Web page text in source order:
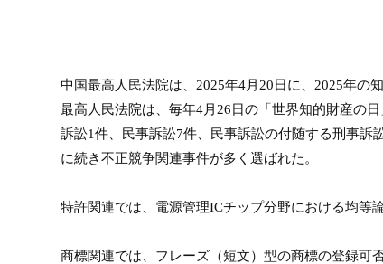
中国最高人民法院は、 2025年4月 20日に、2025年の
最高人民法院は、毎年4月 26日の「世界知的財産の
訴訟1件、民事訴訟7件、民事訴訟の付随する刑事訴
に続き不正競争関連事件が多く選ばれた。
特許関連では、電源管理ICチップ分野における均等
商標関連では、フレーズ（短文）型の商標の登録可